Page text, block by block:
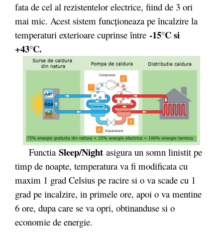
fata de cel al rezistentelor electrice, fiind de 3 ori
mai mic. Acest sistem funcționeaza pe încalzire la
temperaturi exterioare cuprinse între -15°C si
+43°C.
Functia Sleep/Night asigura un somn linistit pe
timp de noapte, temperatura va fi modificata cu
maxim 1 grad Celsius pe racire si o va scade cu 1
grad pe incalzire, in primele ore, apoi o va mentine
6 ore, dupa care se va opri, obtinanduse si o
economie de energie.